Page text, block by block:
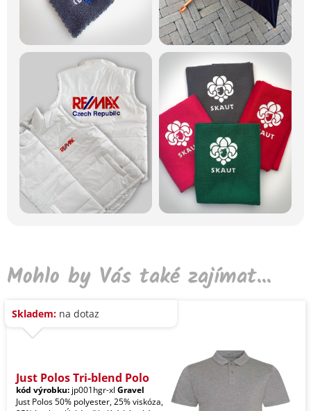
Mohlo by Vás také zajímat...
Skladem: na dotaz
Just Polos Tri-blend Polo
kód výrobku: jp001hgr-xl Gravel
Just Polos 50% polyester, 25% viskóza,